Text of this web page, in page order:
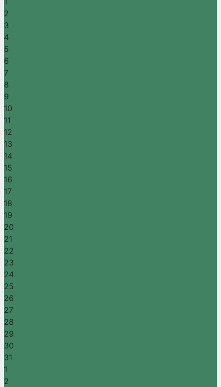
2
3
4
5
6
7
8
9
10
11
12
13
14
15
16
17
18
19
20
21
22
23
24
25
26
27
28
29
30
31
1
2